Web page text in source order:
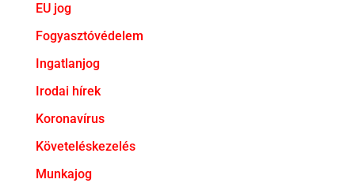
EU jog
Fogyasztóvédelem
Ingatlanjog
Irodai hírek
Koronavírus
Követeléskezelés
Munkajog